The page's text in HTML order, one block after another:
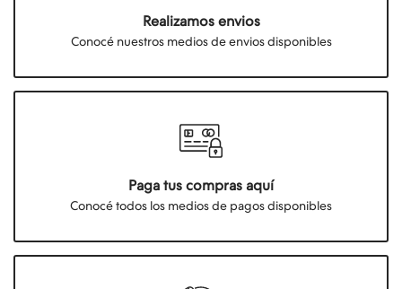
Realizamos envios
Conocé nuestros medios de envios disponibles
Paga tus compras aquí
Conocé todos los medios de pagos disponibles